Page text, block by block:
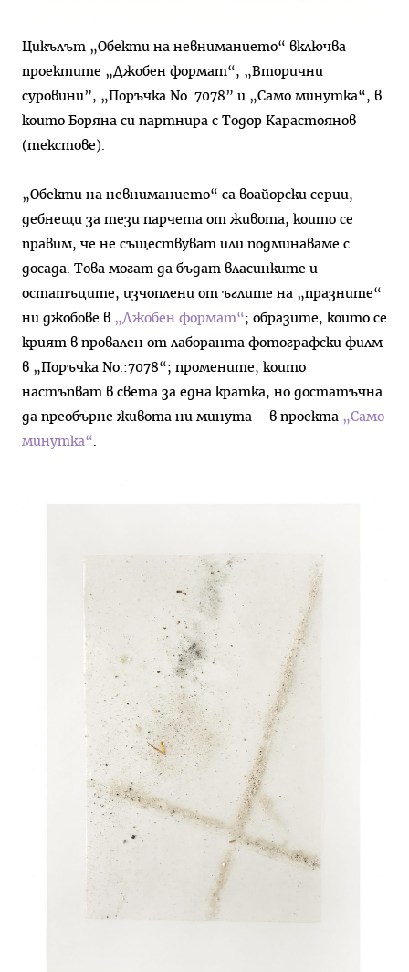
Цикълът „Обекти на невниманието“ включва
проектите „Джобен формат“, „Вторични
суровини”, „Поръчка No. 7078” и „Само минутка“, в
които Боряна си партнира с Тодор Карастоянов
(текстове).
„Обекти на невниманието“ са воайорски серии,
дебнещи за тези парчета от живота, които се
правим, че не съществуват или подминаваме с
досада. Това могат да бъдат власинките и
остатъците, изчоплени от ъглите на „празните“
ни джобове в „Джобен формат“; образите, които се
крият в провален от лаборанта фотографски филм
в „Поръчка No.:7078“; промените, които
настъпват в света за една кратка, но достатъчна
да преобърне живота ни минута – в проекта „Само
минутка“